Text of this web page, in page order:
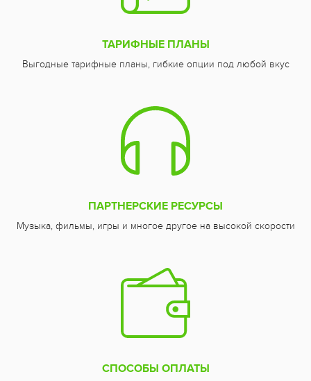
ТАРИФНЫЕ ПЛАНЫ
Выгодные тарифные планы, гибкие опции под любой вкус
ПАРТНЕРСКИЕ РЕСУРСЫ
Музыка, фильмы, игры и многое другое на высокой скорости
СПОСОБЫ ОПЛАТЫ